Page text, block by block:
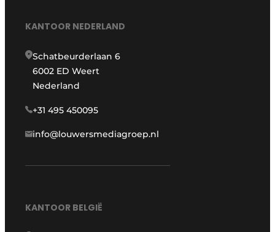
KANTOOR NEDERLAND
Schatbeurderlaan 6
6002 ED Weert
Nederland
+31 495 450095
info@louwersmediagroep.nl
KANTOOR BELGIË